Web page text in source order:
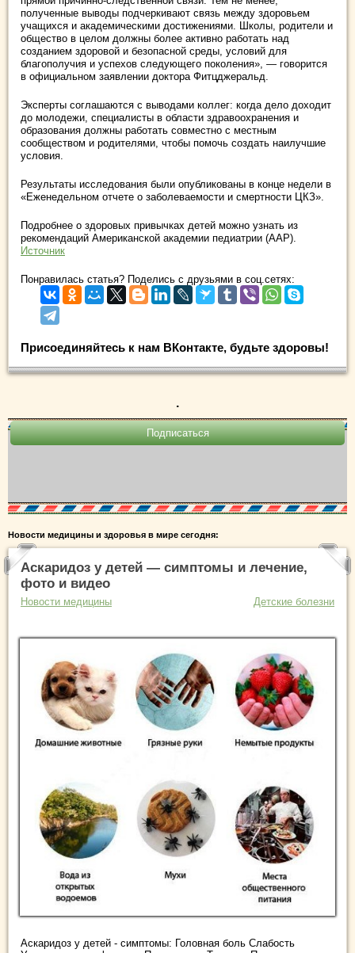
полученные выводы подчеркивают связь между здоровьем
учащихся и академическими достижениями. Школы, родители и
общество в целом должны более активно работать над
созданием здоровой и безопасной среды, условий для
благополучия и успехов следующего поколения», — говорится
в официальном заявлении доктора Фитцджеральд.
Эксперты соглашаются с выводами коллег: когда дело доходит
до молодежи, специалисты в области здравоохранения и
образования должны работать совместно с местным
сообществом и родителями, чтобы помочь создать наилучшие
условия.
Результаты исследования были опубликованы в конце недели в
«Еженедельном отчете о заболеваемости и смертности ЦКЗ».
Подробнее о здоровых привычках детей можно узнать из
рекомендаций Американской академии педиатрии (ААР).
Источник
Понравилась статья? Поделись с друзьями в соц.сетях:
Присоединяйтесь к нам ВКонтакте, будьте здоровы!
.
Новости медицины и здоровья в мире сегодня:
Аскаридоз у детей — симптомы и лечение,
фото и видео
Новости медицины Детские болезни
Аскаридоз у детей - симптомы: Головная боль Слабость